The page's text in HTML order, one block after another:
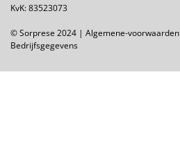
KvK: 83523073
© Sorprese 2024 | Algemene-voorwaarden
Bedrijfsgegevens